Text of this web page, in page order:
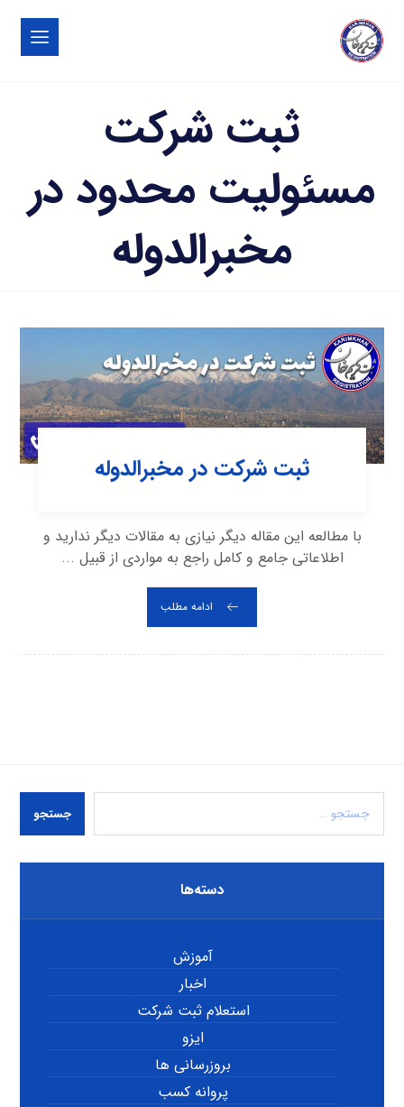
ثبت شرکت
مسئولیت محدود در
مخبرالدوله
ثبت شرکت در مخبرالدوله
با مطالعه این مقاله دیگر نیازی به مقالات دیگر ندارید و
اطلاعاتی جامع و کامل راجع به مواردی از قبیل ...
ادامه مطلب
جستجو
دسته‌ها
آموزش
اخبار
استعلام ثبت شرکت
ایزو
بروزرسانی ها
پروانه کسب